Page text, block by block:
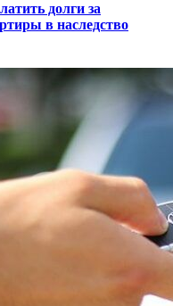
долги за
в наследство